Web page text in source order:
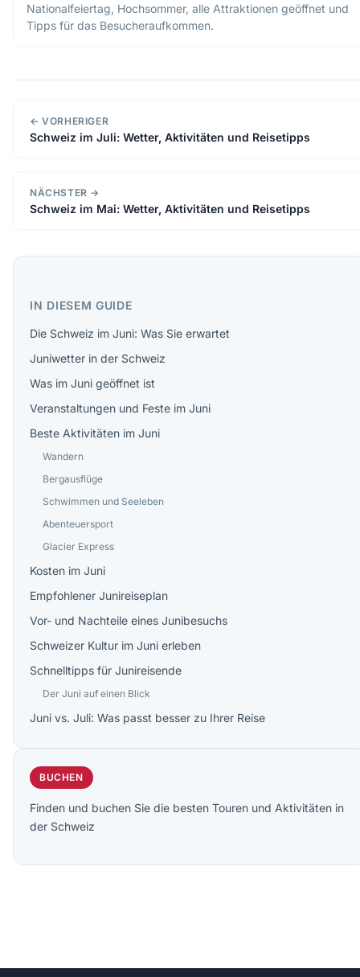
Nationalfeiertag, Hochsommer, alle Attraktionen geöffnet und
Tipps für das Besucheraufkommen.
← VORHERIGER
Schweiz im Juli: Wetter, Aktivitäten und Reisetipps
NÄCHSTER →
Schweiz im Mai: Wetter, Aktivitäten und Reisetipps
IN DIESEM GUIDE
Die Schweiz im Juni: Was Sie erwartet
Juniwetter in der Schweiz
Was im Juni geöffnet ist
Veranstaltungen und Feste im Juni
Beste Aktivitäten im Juni
Wandern
Bergausflüge
Schwimmen und Seeleben
Abenteuersport
Glacier Express
Kosten im Juni
Empfohlener Junireiseplan
Vor- und Nachteile eines Junibesuchs
Schweizer Kultur im Juni erleben
Schnelltipps für Junireisende
Der Juni auf einen Blick
Juni vs. Juli: Was passt besser zu Ihrer Reise
BUCHEN
Finden und buchen Sie die besten Touren und Aktivitäten in
der Schweiz